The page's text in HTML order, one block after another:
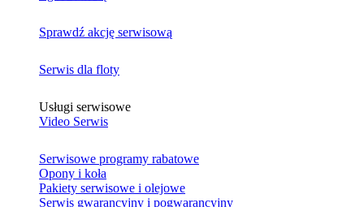
Sprawdź akcję serwisową
Serwis dla floty
Usługi serwisowe
Video Serwis
Serwisowe programy rabatowe
Opony i koła
Pakiety serwisowe i olejowe
Serwis gwarancyjny i pogwarancyjny